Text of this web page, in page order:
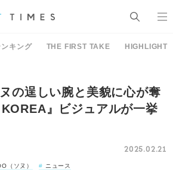
ンキング THE FIRST TAKE HIGHLIGHT
の逞しい腕と美貌に心が奪
』ビジュアルが一挙
2025.02.21
（ソヌ） ニュース